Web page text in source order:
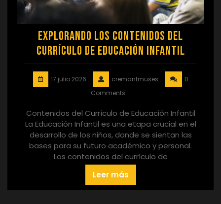
Explorando los Contenidos del
Currículo de Educación Infantil
17 julio 2026 cremantmuses
0
Comments
Contenidos del Currículo de Educación Infantil
La Educación Infantil es una etapa crucial en el
desarrollo de los niños, donde se sientan las
bases para su futuro académico y personal.
Los contenidos del currículo de
Leer más